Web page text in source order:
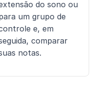
do sono ou
um grupo de
e, em
comparar
notas.